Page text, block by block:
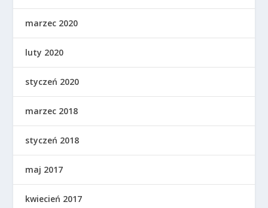
marzec 2020
luty 2020
styczeń 2020
marzec 2018
styczeń 2018
maj 2017
kwiecień 2017